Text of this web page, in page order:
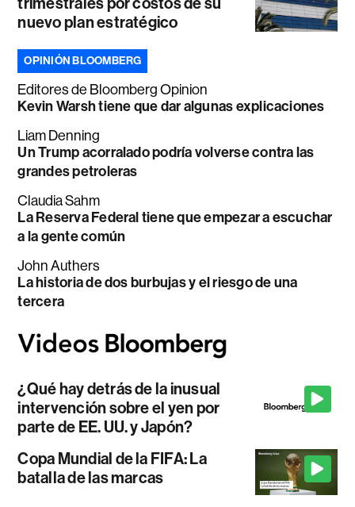
nuevo plan estratégico
OPINIÓN BLOOMBERG
Editores de Bloomberg Opinion
Kevin Warsh tiene que dar algunas explicaciones
Liam Denning
Un Trump acorralado podría volverse contra las
grandes petroleras
Claudia Sahm
La Reserva Federal tiene que empezar a escuchar
a la gente común
John Authers
La historia de dos burbujas y el riesgo de una
tercera
¿Qué hay detrás de la inusual
intervención sobre el yen por
parte de EE. UU. y Japón?
Copa Mundial de la FIFA: La
batalla de las marcas